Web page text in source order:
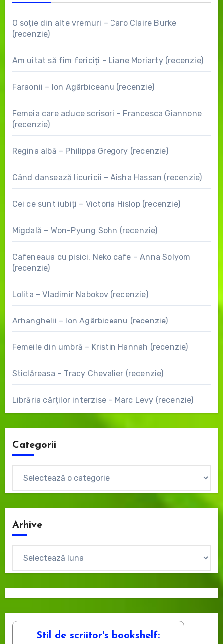
O soție din alte vremuri – Caro Claire Burke
(recenzie)
Am uitat să fim fericiți – Liane Moriarty (recenzie)
Faraonii – Ion Agârbiceanu (recenzie)
Femeia care aduce scrisori – Francesca Giannone
(recenzie)
Regina albă – Philippa Gregory (recenzie)
Când dansează licuricii – Aisha Hassan (recenzie)
Cei ce sunt iubiți – Victoria Hislop (recenzie)
Migdală – Won-Pyung Sohn (recenzie)
Cafeneaua cu pisici. Neko cafe – Anna Solyom
(recenzie)
Lolita – Vladimir Nabokov (recenzie)
Arhanghelii – Ion Agârbiceanu (recenzie)
Femeile din umbră – Kristin Hannah (recenzie)
Sticlăreasa – Tracy Chevalier (recenzie)
Librăria cărților interzise – Marc Levy (recenzie)
Categorii
Arhive
Stil de scriitor's bookshelf: